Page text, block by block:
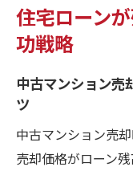
住宅ローン
功戦略
中古マンション売
ツ
中古マンション売
売却価格がローン